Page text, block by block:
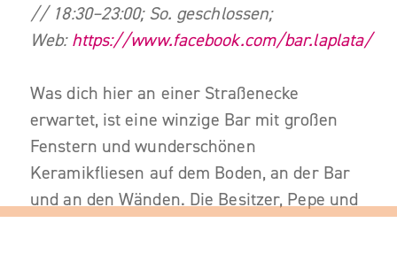
// 18:30–23:00; So. geschlossen;
Web: https://www.facebook.com/bar.laplata/
Was dich hier an einer Straßenecke
erwartet, ist eine winzige Bar mit großen
Fenstern und wunderschönen
Keramikfliesen auf dem Boden, an der Bar
und an den Wänden. Die Besitzer, Pepe und